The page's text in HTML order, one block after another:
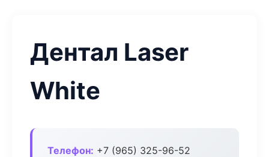
Дентал Laser
White
Телефон: +7 (965) 325-96-52